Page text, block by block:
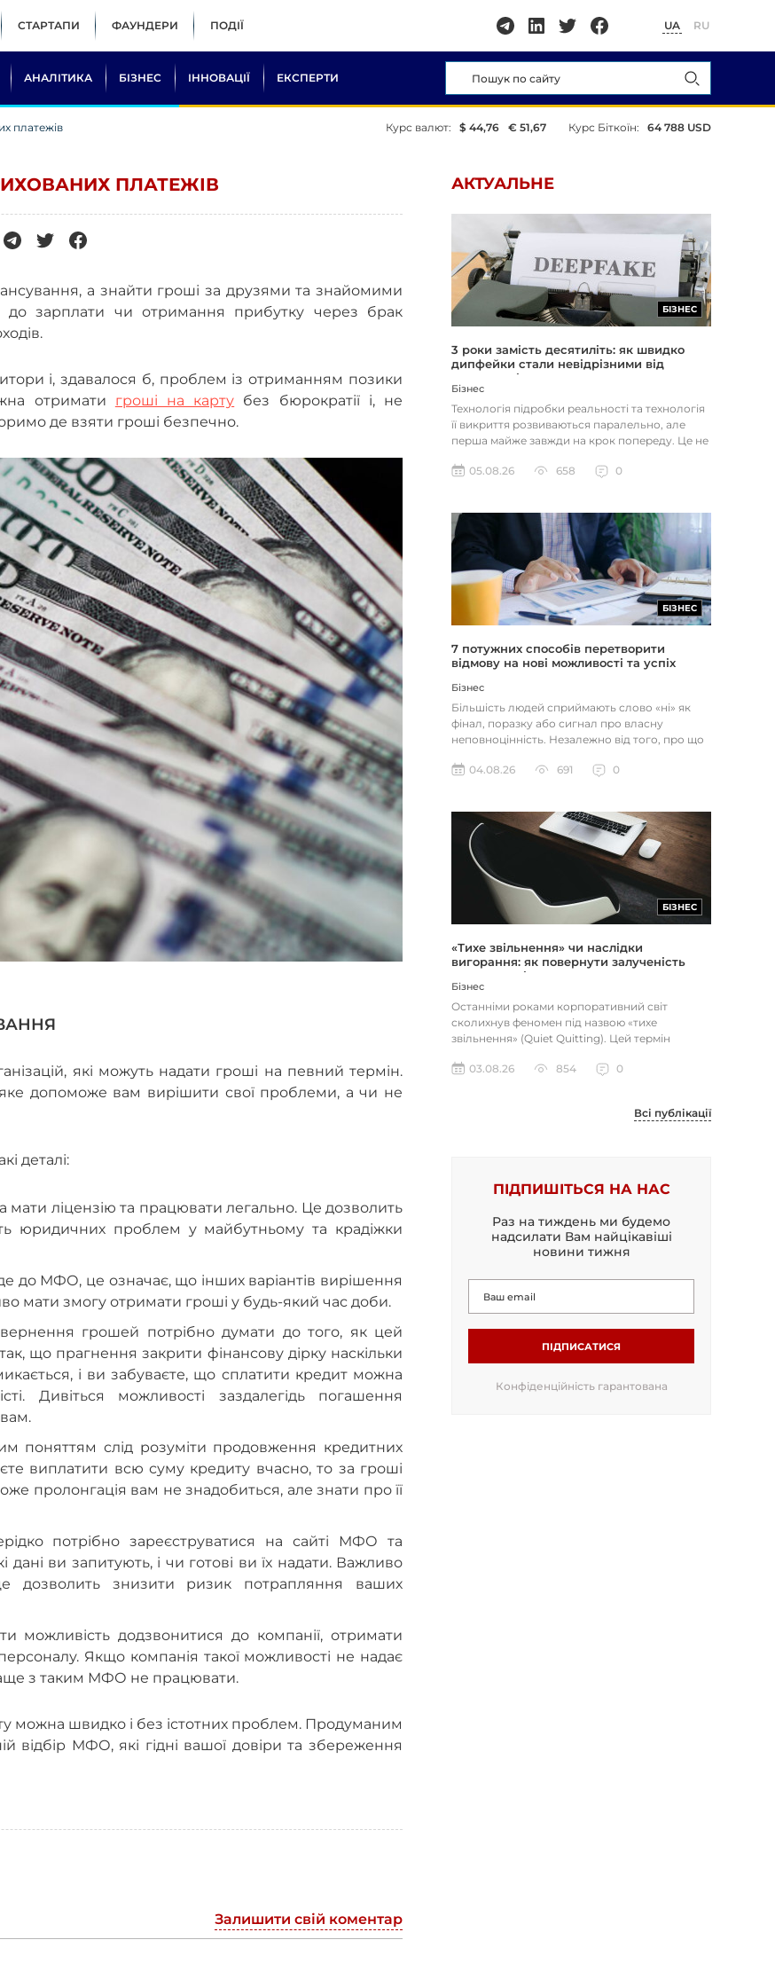
СТАРТАПИ ФАУНДЕРИ ПОДІЇ UA RU
АНАЛІТИКА БІЗНЕС ІННОВАЦІЇ ЕКСПЕРТИ
платежів Курс валют: $ 44,76 € 51,67 Курс Біткоїн: 64 788 USD
ПЛАТЕЖІВ
а знайти гроші за друзями та знайомими
до зарплати чи отримання прибутку через брак
і, здавалося б, проблем із отриманням позики
отримати гроші на карту без бюрократії і, не
де взяти гроші безпечно.
які можуть надати гроші на певний термін.
допоможе вам вирішити свої проблеми, а чи не
деталі:
мати ліцензію та працювати легально. Це дозволить
юридичних проблем у майбутньому та крадіжки
до МФО, це означає, що інших варіантів вирішення
мати змогу отримати гроші у будь-який час доби.
грошей потрібно думати до того, як цей
що прагнення закрити фінансову дірку наскільки
і ви забуваєте, що сплатити кредит можна
Дивіться можливості заздалегідь погашення
поняттям слід розуміти продовження кредитних
виплатити всю суму кредиту вчасно, то за гроші
пролонгація вам не знадобиться, але знати про її
потрібно зареєструватися на сайті МФО та
дані ви запитують, і чи готові ви їх надати. Важливо
дозволить знизити ризик потрапляння ваших
можливість додзвонитися до компанії, отримати
Якщо компанія такої можливості не надає
з таким МФО не працювати.
можна швидко і без істотних проблем. Продуманим
відбір МФО, які гідні вашої довіри та збереження
Залишити свій коментар
АКТУАЛЬНЕ
БІЗНЕС
3 роки замість десятиліть: як швидко
дипфейки стали невідрізними від
реальності
Бізнес
Технологія підробки реальності та технологія
її викриття розвиваються паралельно, але
перша майже завжди на крок попереду. Це не
05.08.26
658 0
БІЗНЕС
7 потужних способів перетворити
відмову на нові можливості та успіх
Бізнес
Більшість людей сприймають слово «ні» як
фінал, поразку або сигнал про власну
неповноцінність. Незалежно від того, про що
04.08.26
691 0
БІЗНЕС
«Тихе звільнення» чи наслідки
вигорання: як повернути залученість
через сенс і мету
Бізнес
Останніми роками корпоративний світ
сколихнув феномен під назвою «тихе
звільнення» (Quiet Quitting). Цей термін
03.08.26
854 0
Всі публікації
ПІДПИШІТЬСЯ НА НАС
Раз на тиждень ми будемо
надсилати Вам найцікавіші
новини тижня
ПІДПИСАТИСЯ
Конфіденційність гарантована